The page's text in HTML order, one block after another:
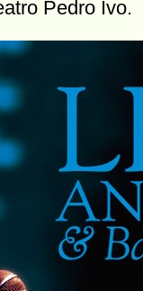
Pedro Ivo.